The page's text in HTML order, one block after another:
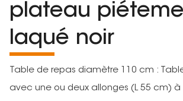
plateau
laqué noir
Table de repas diamètre 110 cm :
avec une ou deux allonges (L 55 cm) à